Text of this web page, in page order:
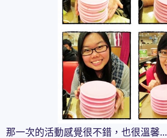
那一次的活動感覺很不錯，也很溫馨...